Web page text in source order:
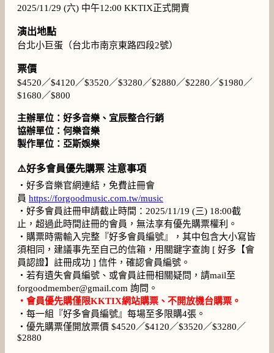
2025/11/29 (六) 中午12:00 KKTIX正式開賣
演出地點
台北小巨蛋（台北市南京東路四段2號）
票價
$4520／$4120／$3520／$3280／$2880／$2280／$1980／
$1680／$800
主辦單位：好多音樂、宜辰整合行銷
協辦單位：何樂音樂
製作單位：亞斯娛樂
⚠️好多會員優先購票 注意事項
・好多音樂官網連結，免費註冊會
員 https://forgoodmusic.com.tw/music
・好多會員註冊申請截止時間：2025/11/19 (三) 18:00截
止，超過此時間註冊的會員，無法享有優先購票權利。
・購票時需輸入完整『好多會員編號』，其中包含大小寫皆
須相同，建議事先至自己的信箱，用關鍵字查詢 [ 好多【會
員認證】註冊成功 ] 信件，確認會員編號。
・若有遺失會員編號、或會員註冊相關疑問，請mail至
forgoodmember@gmail.com 詢問。
・會員優先購僅限KKTIX網站購票、不開放機台購票。
・每一組『好多會員編號』每場至多限購4張。
・優先購票僅開放票價 $4520／$4120／$3520／$3280／
$2880